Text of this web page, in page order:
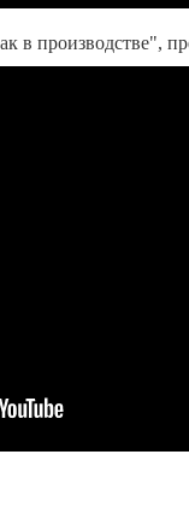
в производстве",